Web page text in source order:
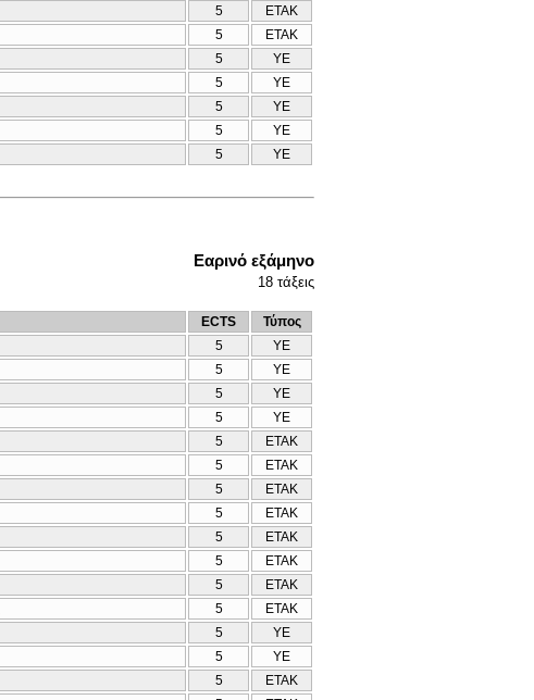
5
ΕΤΑΚ
5
ΕΤΑΚ
5
ΥΕ
5
ΥΕ
5
ΥΕ
5
ΥΕ
5 ΥΕ
Εαρινό εξάμηνο
18 τάξεις
ECTS
Τύπος
5
ΥΕ
5
ΥΕ
5
ΥΕ
5
ΥΕ
5
ΕΤΑΚ
5
ΕΤΑΚ
5
ΕΤΑΚ
5
ΕΤΑΚ
5
ΕΤΑΚ
5
ΕΤΑΚ
5
ΕΤΑΚ
5
ΕΤΑΚ
5
ΥΕ
5
ΥΕ
5
ΕΤΑΚ